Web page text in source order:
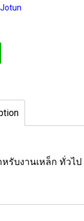
รับงานเหล็ก ทั่วไป